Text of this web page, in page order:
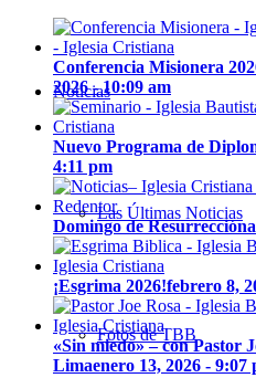
Noticias
Las Últimas Noticias
Fotos de TBB
Conferencia Misionera
2026 - 10:09 am
Nuevo Programa de
4:11 pm
Domingo de Resurrección
¡Esgrima 2026!febrero 8,
«Sin miedo» – con Pastor
Limaenero 13, 2026 - 9:07